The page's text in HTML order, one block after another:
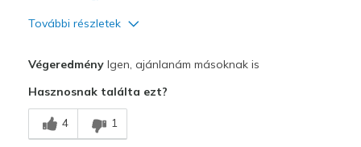
További részletek
Comfortable
Stylish
VégeredményIgen, ajánlanám másoknak is
Hasznosnak találta ezt?
4 1